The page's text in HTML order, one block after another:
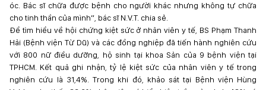
óc. Bác sĩ chữa được bệnh cho người khác nhưng không tự chữa
cho tinh thần của mình”, bác sĩ N.V.T. chia sẻ.
Để tìm hiểu về hội chứng kiệt sức ở nhân viên y tế, BS Phạm Thanh
Hải (Bệnh viện Từ Dũ) và các đồng nghiệp đã tiến hành nghiên cứu
với 800 nữ điều dưỡng, hộ sinh tại khoa Sản của 9 bệnh viện tại
TPHCM. Kết quả ghi nhận, tỷ lệ kiệt sức của nhân viên y tế trong
nghiên cứu là 31,4%. Trong khi đó, khảo sát tại Bệnh viện Hùng